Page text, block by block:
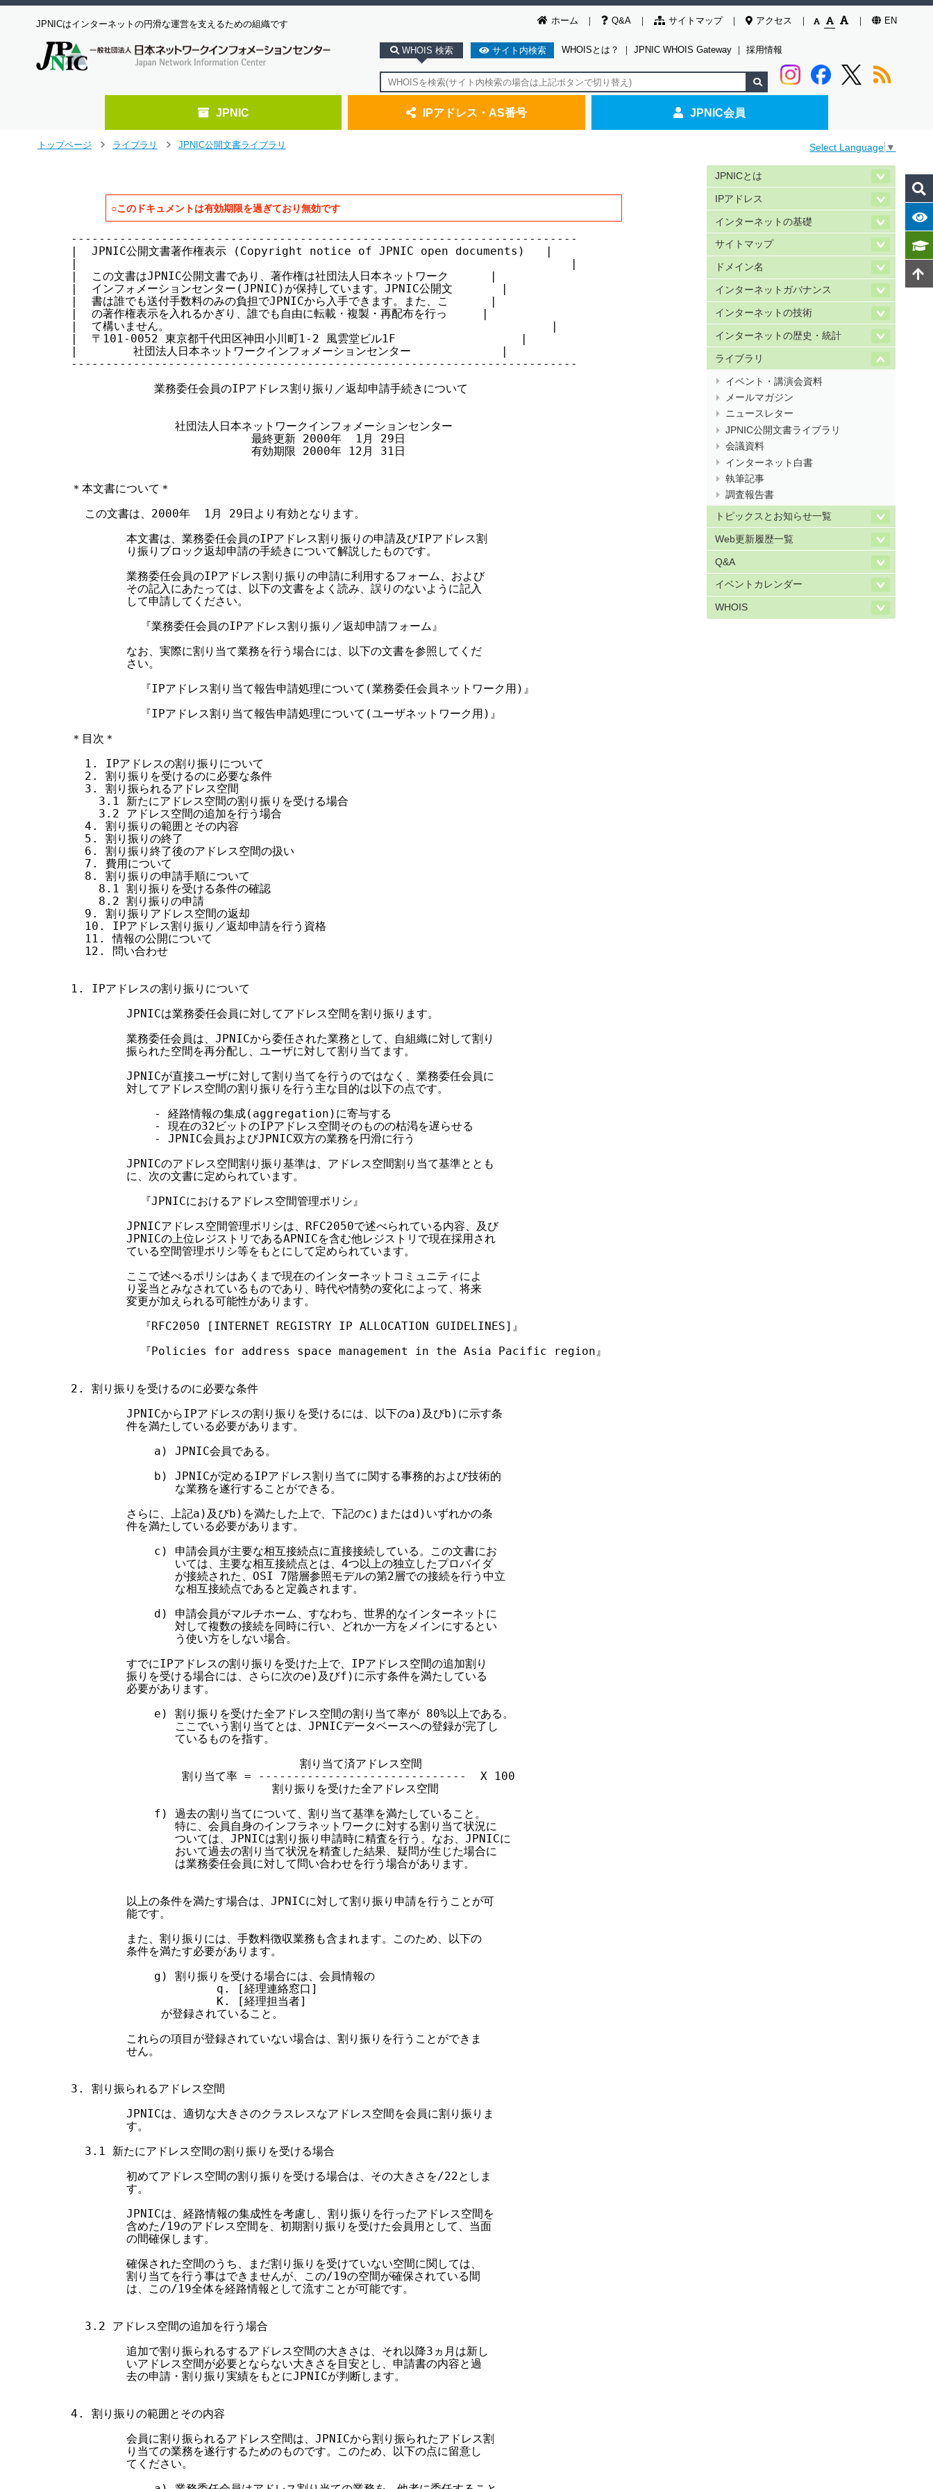
ホーム Q&A サイトマップ アクセス EN
JPNICはインターネットの円滑な運営を支えるための組織です
WHOIS 検索 サイト内検索 WHOISとは？ ｜ JPNIC WHOIS Gateway ｜ 採用情報
JPNIC IPアドレス・AS番号 JPNIC会員
トップページ
ライブラリ
JPNIC公開文書ライブラリ Select Language ▼
○このドキュメントは有効期限を過ぎており無効です
-------------------------------------------------------------------------
|  JPNIC公開文書著作権表示 (Copyright notice of JPNIC open documents)   |
|                                                                       |
|  この文書はJPNIC公開文書であり、著作権は社団法人日本ネットワーク      |
|  インフォメーションセンター(JPNIC)が保持しています。JPNIC公開文       |
|  書は誰でも送付手数料のみの負担でJPNICから入手できます。また、こ      |
|  の著作権表示を入れるかぎり、誰でも自由に転載・複製・再配布を行っ     |
|  て構いません。                                                       |
|  〒101-0052 東京都千代田区神田小川町1-2 風雲堂ビル1F                  |
|        社団法人日本ネットワークインフォメーションセンター             |
-------------------------------------------------------------------------
            業務委任会員のIPアドレス割り振り／返却申請手続きについて
               社団法人日本ネットワークインフォメーションセンター
                          最終更新 2000年  1月 29日
                          有効期限 2000年 12月 31日
＊本文書について＊
  この文書は、2000年  1月 29日より有効となります。
        本文書は、業務委任会員のIPアドレス割り振りの申請及びIPアドレス割
        り振りブロック返却申請の手続きについて解説したものです。
        業務委任会員のIPアドレス割り振りの申請に利用するフォーム、および
        その記入にあたっては、以下の文書をよく読み、誤りのないように記入
        して申請してください。
          『業務委任会員のIPアドレス割り振り／返却申請フォーム』
        なお、実際に割り当て業務を行う場合には、以下の文書を参照してくだ
        さい。
          『IPアドレス割り当て報告申請処理について(業務委任会員ネットワーク用)』
          『IPアドレス割り当て報告申請処理について(ユーザネットワーク用)』
＊目次＊
  1. IPアドレスの割り振りについて
  2. 割り振りを受けるのに必要な条件
  3. 割り振られるアドレス空間
    3.1 新たにアドレス空間の割り振りを受ける場合
    3.2 アドレス空間の追加を行う場合
  4. 割り振りの範囲とその内容
  5. 割り振りの終了
  6. 割り振り終了後のアドレス空間の扱い
  7. 費用について
  8. 割り振りの申請手順について
    8.1 割り振りを受ける条件の確認
    8.2 割り振りの申請
  9. 割り振りアドレス空間の返却
  10. IPアドレス割り振り／返却申請を行う資格
  11. 情報の公開について
  12. 問い合わせ
1. IPアドレスの割り振りについて
        JPNICは業務委任会員に対してアドレス空間を割り振ります。
        業務委任会員は、JPNICから委任された業務として、自組織に対して割り
        振られた空間を再分配し、ユーザに対して割り当てます。
        JPNICが直接ユーザに対して割り当てを行うのではなく、業務委任会員に
        対してアドレス空間の割り振りを行う主な目的は以下の点です。
            - 経路情報の集成(aggregation)に寄与する
            - 現在の32ビットのIPアドレス空間そのものの枯渇を遅らせる
            - JPNIC会員およびJPNIC双方の業務を円滑に行う
        JPNICのアドレス空間割り振り基準は、アドレス空間割り当て基準ととも
        に、次の文書に定められています。
          『JPNICにおけるアドレス空間管理ポリシ』
        JPNICアドレス空間管理ポリシは、RFC2050で述べられている内容、及び
        JPNICの上位レジストリであるAPNICを含む他レジストリで現在採用され
        ている空間管理ポリシ等をもとにして定められています。
        ここで述べるポリシはあくまで現在のインターネットコミュニティによ
        り妥当とみなされているものであり、時代や情勢の変化によって、将来
        変更が加えられる可能性があります。
          『RFC2050 [INTERNET REGISTRY IP ALLOCATION GUIDELINES]』
          『Policies for address space management in the Asia Pacific region』
2. 割り振りを受けるのに必要な条件
        JPNICからIPアドレスの割り振りを受けるには、以下のa)及びb)に示す条
        件を満たしている必要があります。
            a) JPNIC会員である。
            b) JPNICが定めるIPアドレス割り当てに関する事務的および技術的
               な業務を遂行することができる。
        さらに、上記a)及びb)を満たした上で、下記のc)またはd)いずれかの条
        件を満たしている必要があります。
            c) 申請会員が主要な相互接続点に直接接続している。この文書にお
               いては、主要な相互接続点とは、4つ以上の独立したプロバイダ
               が接続された、OSI 7階層参照モデルの第2層での接続を行う中立
               な相互接続点であると定義されます。
            d) 申請会員がマルチホーム、すなわち、世界的なインターネットに
               対して複数の接続を同時に行い、どれか一方をメインにするとい
               う使い方をしない場合。
        すでにIPアドレスの割り振りを受けた上で、IPアドレス空間の追加割り
        振りを受ける場合には、さらに次のe)及びf)に示す条件を満たしている
        必要があります。
            e) 割り振りを受けた全アドレス空間の割り当て率が 80%以上である。
               ここでいう割り当てとは、JPNICデータベースへの登録が完了し
               ているものを指す。
                                 割り当て済アドレス空間
                割り当て率 = ------------------------------  X 100
                             割り振りを受けた全アドレス空間
            f) 過去の割り当てについて、割り当て基準を満たしていること。
               特に、会員自身のインフラネットワークに対する割り当て状況に
               ついては、JPNICは割り振り申請時に精査を行う。なお、JPNICに
               おいて過去の割り当て状況を精査した結果、疑問が生じた場合に
               は業務委任会員に対して問い合わせを行う場合があります。
        以上の条件を満たす場合は、JPNICに対して割り振り申請を行うことが可
        能です。
        また、割り振りには、手数料徴収業務も含まれます。このため、以下の
        条件を満たす必要があります。
            g) 割り振りを受ける場合には、会員情報の
                     q. [経理連絡窓口]
                     K. [経理担当者]
             が登録されていること。
        これらの項目が登録されていない場合は、割り振りを行うことができま
        せん。
3. 割り振られるアドレス空間
        JPNICは、適切な大きさのクラスレスなアドレス空間を会員に割り振りま
        す。
  3.1 新たにアドレス空間の割り振りを受ける場合
        初めてアドレス空間の割り振りを受ける場合は、その大きさを/22としま
        す。
        JPNICは、経路情報の集成性を考慮し、割り振りを行ったアドレス空間を
        含めた/19のアドレス空間を、初期割り振りを受けた会員用として、当面
        の間確保します。
        確保された空間のうち、まだ割り振りを受けていない空間に関しては、
        割り当てを行う事はできませんが、この/19の空間が確保されている間
        は、この/19全体を経路情報として流すことが可能です。
  3.2 アドレス空間の追加を行う場合
        追加で割り振られるするアドレス空間の大きさは、それ以降3ヵ月は新し
        いアドレス空間が必要とならない大きさを目安とし、申請書の内容と過
        去の申請・割り振り実績をもとにJPNICが判断します。
4. 割り振りの範囲とその内容
        会員に割り振られるアドレス空間は、JPNICから割り振られたアドレス割
        り当ての業務を遂行するためのものです。このため、以下の点に留意し
        てください。
JPNICとは
IPアドレス
インターネットの基礎
サイトマップ
ドメイン名
インターネットガバナンス
インターネットの技術
インターネットの歴史・統計
ライブラリ
イベント・講演会資料
メールマガジン
ニュースレター
JPNIC公開文書ライブラリ
会議資料
インターネット白書
執筆記事
調査報告書
トピックスとお知らせ一覧
Web更新履歴一覧
Q&A
イベントカレンダー
WHOIS